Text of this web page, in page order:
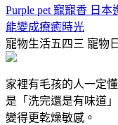
Purple pet 寵寵香 日
能變成療癒時光
寵物生活五四三 寵物
家裡有毛孩的人一定
是「洗完還是有味道
變得更乾燥敏感。